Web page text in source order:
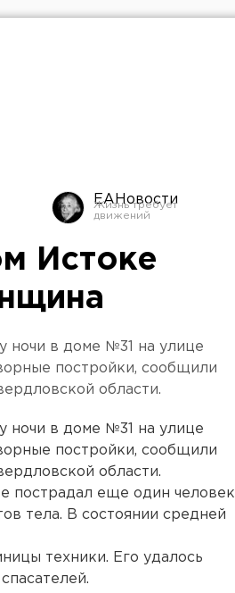
ЕАНовости
Истоке
ночи в доме №31 на улице
постройки, сообщили
области.
ночи в доме №31 на улице
постройки, сообщили
области.
пострадал еще один человек
тела. В состоянии средней
техники. Его удалось